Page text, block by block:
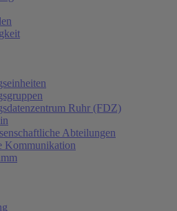
Ruhr (FDZ)
Abteilungen
Kommunikation